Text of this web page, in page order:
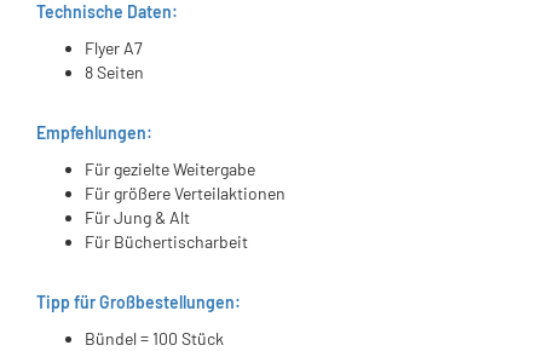
Technische Daten:
Flyer A7
8 Seiten
Empfehlungen:
Für gezielte Weitergabe
Für größere Verteilaktionen
Für Jung & Alt
Für Büchertischarbeit
Tipp für Großbestellungen:
Bündel = 100 Stück